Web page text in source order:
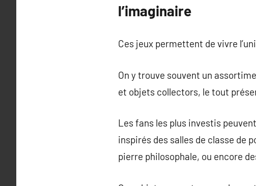
l’imaginaire
Ces jeux permettent de vivre
On y trouve souvent un
et objets collectors, le tout
Les fans les plus investis
inspirés des salles de classe de
pierre philosophale, ou encore